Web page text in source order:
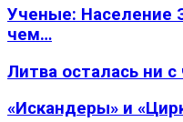
Ученые: Население
чем…
Литва осталась ни
«Искандеры» и